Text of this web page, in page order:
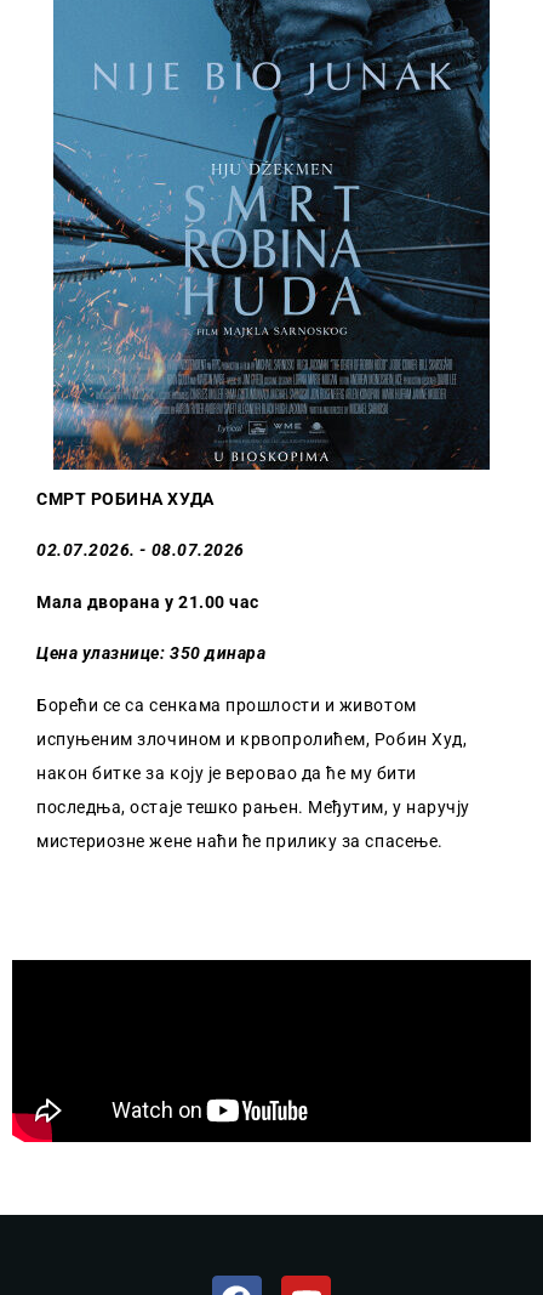
СМРТ РОБИНА ХУДА
02.07.2026. - 08.07.2026
Мала дворана у 21.00 час
Цена улазнице: 350 динара
Борећи се са сенкама прошлости и животом
испуњеним злочином и крвопролићем, Робин Худ,
након битке за коју је веровао да ће му бити
последња, остаје тешко рањен. Међутим, у наручју
мистериозне жене наћи ће прилику за спасење.